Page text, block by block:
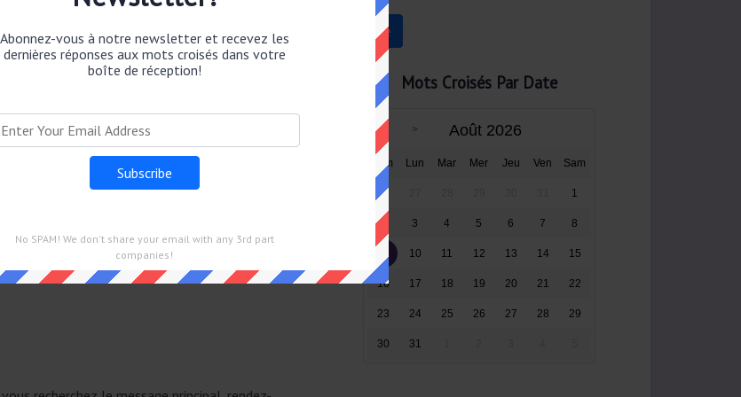
3 dans 14 Janvier 2025.
Force 3
Mots Croisés Par Date
Août 2026
Dim Lun Mar Mer Jeu Ven Sam
26 1
2 3 4 5 6 7 8
10 11 12 13 14 15
16 17 18 19 20 21 22
23 24 25 26 27 28 29
30 31
Abonnez-vous à notre newsletter et recevez les
dernières réponses aux mots croisés dans votre
boîte de réception!
No SPAM! We don't share your email with any 3rd part
companies!